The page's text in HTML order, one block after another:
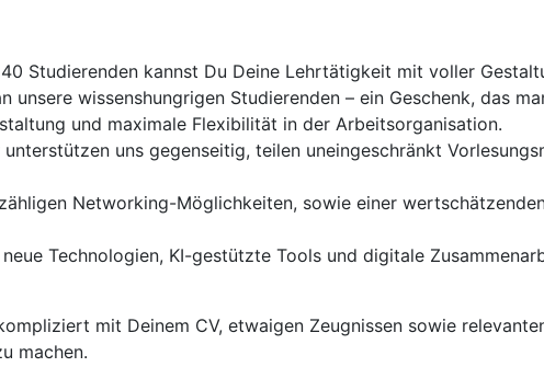
Studierenden kannst Du Deine Lehrtätigkeit mit voller
unsere wissenshungrigen Studierenden – ein Geschenk, das
und maximale Flexibilität in der Arbeitsorganisation.
unterstützen uns gegenseitig, teilen uneingeschränkt
Networking-Möglichkeiten, sowie einer
Technologien, KI-gestützte Tools und digitale
mit Deinem CV, etwaigen Zeugnissen sowie
machen.